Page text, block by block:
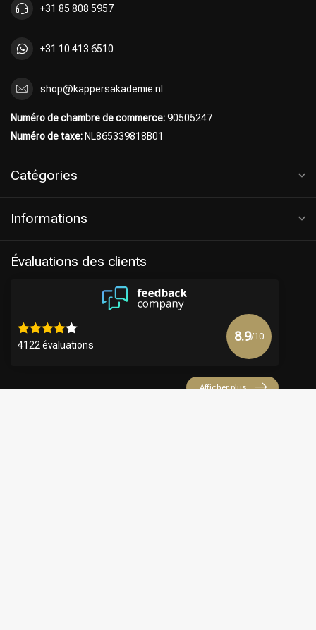
+31 85 808 5957
+31 10 413 6510
shop@kappersakademie.nl
Numéro de chambre de commerce:90505247
Numéro de taxe: NL865339818B01
Catégories
Informations
Évaluations des clients
4122 évaluations
8.9/10
Afficher plus